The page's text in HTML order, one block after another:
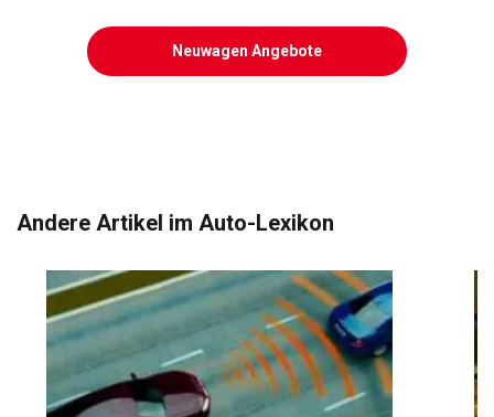
Neuwagen Angebote
Andere Artikel im Auto-Lexikon